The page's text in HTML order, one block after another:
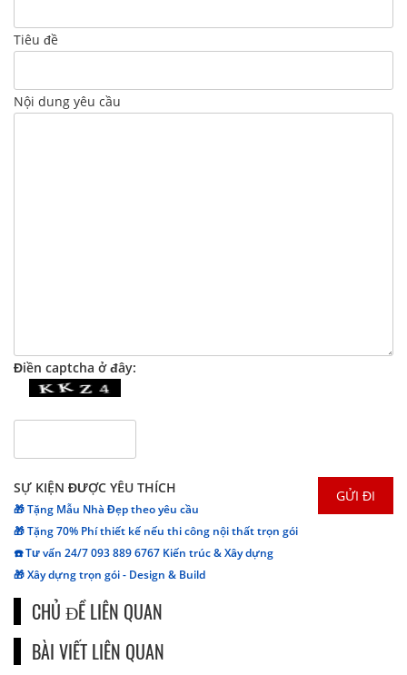
Tiêu đề
Nội dung yêu cầu
Điền captcha ở đây:
SỰ KIỆN ĐƯỢC YÊU THÍCH
🎁 Tặng Mẫu Nhà Đẹp theo yêu cầu
🎁 Tặng 70% Phí thiết kế nếu thi công nội thất trọn gói
☎️ Tư vấn 24/7 093 889 6767 Kiến trúc & Xây dựng
🎁 Xây dựng trọn gói - Design & Build
CHỦ ĐỀ LIÊN QUAN
BÀI VIẾT LIÊN QUAN